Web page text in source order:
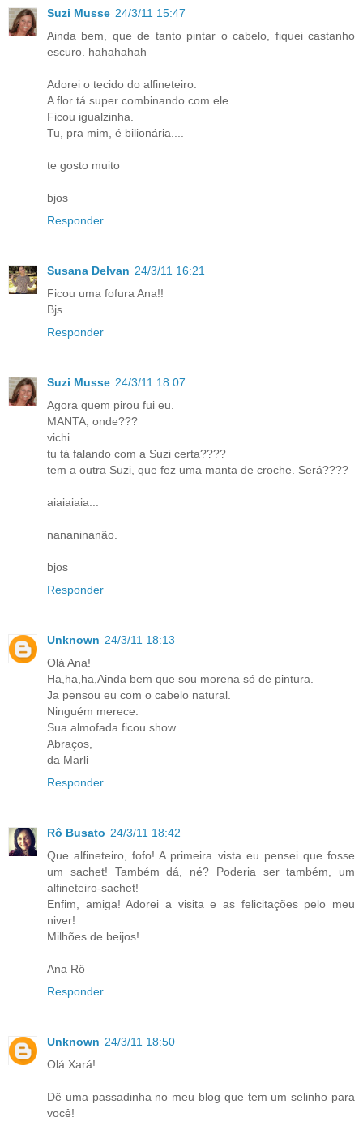
Suzi Musse 24/3/11 15:47
Ainda bem, que de tanto pintar o cabelo, fiquei castanho
escuro. hahahahah
Adorei o tecido do alfineteiro.
A flor tá super combinando com ele.
Ficou igualzinha.
Tu, pra mim, é bilionária....
te gosto muito
bjos
Responder
Susana Delvan 24/3/11 16:21
Ficou uma fofura Ana!!
Bjs
Responder
Suzi Musse 24/3/11 18:07
Agora quem pirou fui eu.
MANTA, onde???
vichi....
tu tá falando com a Suzi certa????
tem a outra Suzi, que fez uma manta de croche. Será????
aiaiaiaia...
nananinanão.
bjos
Responder
Unknown 24/3/11 18:13
Olá Ana!
Ha,ha,ha,Ainda bem que sou morena só de pintura.
Ja pensou eu com o cabelo natural.
Ninguém merece.
Sua almofada ficou show.
Abraços,
da Marli
Responder
Rô Busato 24/3/11 18:42
Que alfineteiro, fofo! A primeira vista eu pensei que fosse
um sachet! Também dá, né? Poderia ser também, um
alfineteiro-sachet!
Enfim, amiga! Adorei a visita e as felicitações pelo meu
niver!
Milhões de beijos!
Ana Rô
Responder
Unknown 24/3/11 18:50
Olá Xará!
Dê uma passadinha no meu blog que tem um selinho para
você!